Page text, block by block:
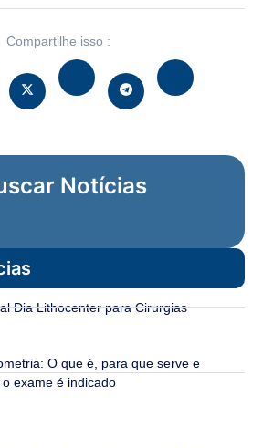
Compartilhe isso :
Notícias
Dia Lithocenter para Cirurgias
O que é, para que serve e
exame é indicado